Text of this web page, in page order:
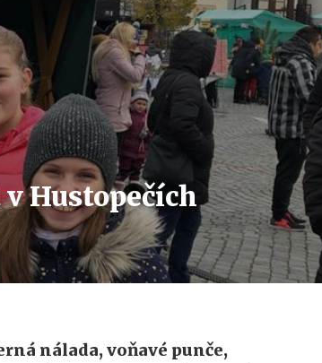
Hustopečích
nálada, voňavé punče,